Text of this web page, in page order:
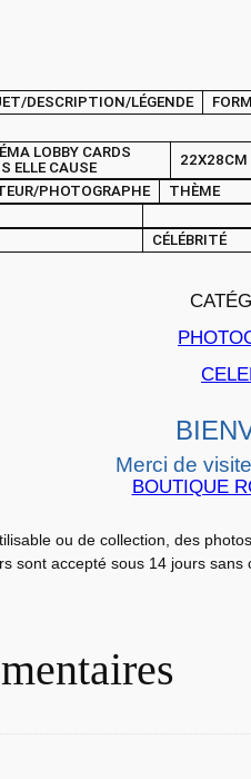
H
O
T
O
C
n
é
m
L
B
Y
C
DESCRIPTION/LÉGENDE
LOBBY CARDS
ELLE CAUSE
22X28CM
PHOTOGRAPHE THÈME
CÉLÉBRITÉ
Merci de
BOUTIQUE
ou de collection, des
sont accepté sous 14 jours